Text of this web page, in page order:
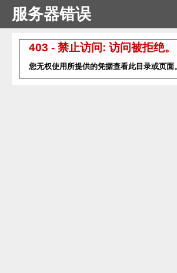
服务器错误
403 - 禁止访问: 访问被拒绝。
您无权使用所提供的凭据查看此目录或页面。